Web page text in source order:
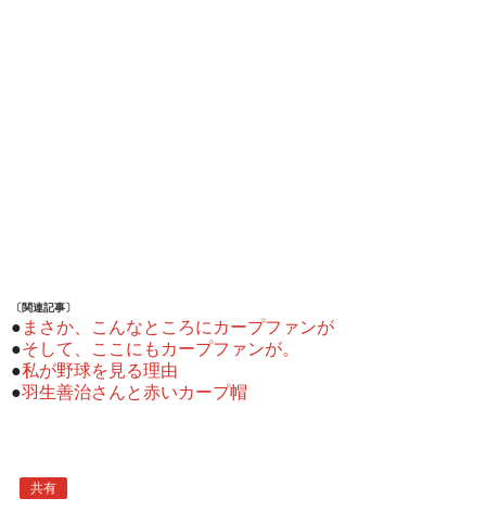
〔関連記事〕
● まさか、こんなところにカープファンが
●そして、ここにもカープファンが。
●私が野球を見る理由
●羽生善治さんと赤いカープ帽
共有